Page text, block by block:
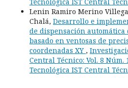
Lenin Ramiro Merino
Chalá, Desarrollo e
de dispensación automática
basado en ventosas de
coordenadas XY ,
Central Técnico: Vol. 8 Núm.
Tecnológica IST Central